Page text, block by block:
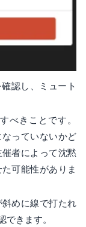
認し、ミュート
べきことです。
っていないかど
者によって沈黙
可能性がありま
めに線で打たれ
できます。